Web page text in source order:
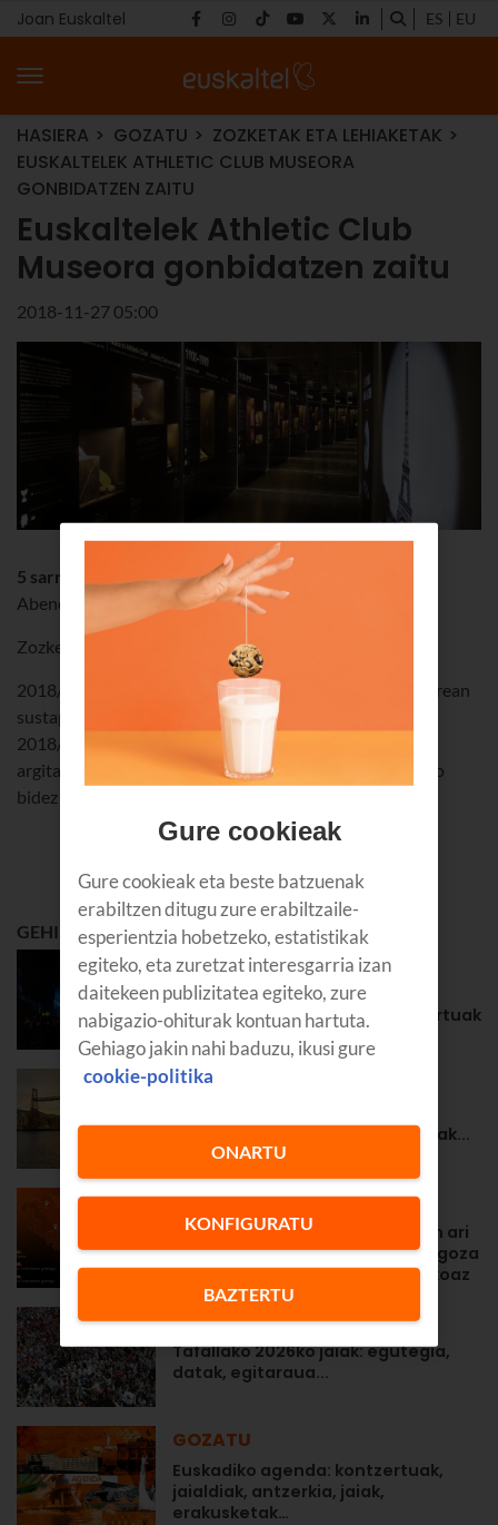
Joan Euskaltel ES EU
HASIERA GOZATU
ZOZKETAK ETA LEHIAKETAK
EUSKALTELEK ATHLETIC CLUB MUSEORA
GONBIDATZEN ZAITU
Euskaltelek Athletic Club
Museora gonbidatzen zaitu
2018-11-27 05:00
5 sarrera laukoitz
Abenduaren 29a - San Mames (Bilbo)
Zozketa hau bukatu da.
2018/11/27tik 2018/12/02ra bitartean izango da indarrean
sustapen hau. Euskaltelen bezeroentzat bakarrik da.
2018/12/03an egingo da zozketa, eta 2018/12/10ean
argitaratuko dira irabazleen izenak webgunean. Telefono
bidez jarriko da Euskaltel irabazleekin harremanetan.
GEHIEN IRAKURRIENA
GOZATU
Zarauzko 2026ko jaiak: Aste
Nagusiko egitaraua eta kontzertuak
GOZATU
egitaraua eta kontzertuak, datak...
PRENTSA OHARRAK
Euskaltel bere sarea prestatzen ari
da, bezeroek ahalik eta gehien goza
dezaten eguzki-eklipse historikoaz
GOZATU
Tafallako 2026ko jaiak: egutegia,
datak, egitaraua...
GOZATU
Euskadiko agenda: kontzertuak,
jaialdiak, antzerkia, jaiak,
erakusketak…
Gure cookieak
Gure cookieak eta beste batzuenak
erabiltzen ditugu zure erabiltzaile-
esperientzia hobetzeko, estatistikak
egiteko, eta zuretzat interesgarria izan
daitekeen publizitatea egiteko, zure
nabigazio-ohiturak kontuan hartuta.
Gehiago jakin nahi baduzu, ikusi gure
cookie-politika
KONFIGURATU
BAZTERTU
ONARTU